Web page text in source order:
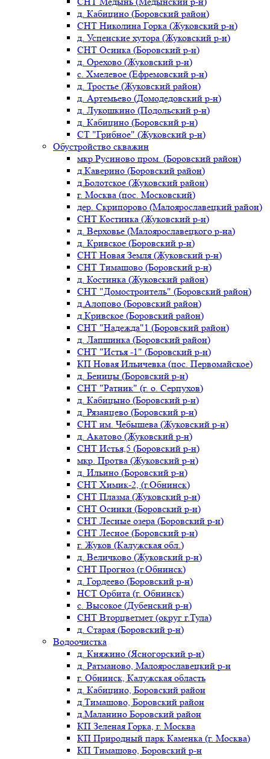
д. Кабицино (Боровский район)
СНТ Николина Горка (Жуковский р-н)
д. Успенские хутора (Жуковский р-н)
СНТ Осинка (Боровский р-н)
д. Орехово (Жуковский р-н)
с. Хмелевое (Ефремовский р-н)
д. Тростье (Жуковский район)
д. Артемьево (Домодедовский р-н)
д. Лукошкино (Подольский р-н)
д. Кабицино (Боровский р-н)
СТ "Грибное" (Жуковский р-н)
Обустройство скважин
мкр.Русиново пром. (Боровский район)
д.Каверино (Боровский район)
д.Болотское (Жуковский район)
г. Москва (пос. Московский)
дер. Скрипорово (Малоярославецкий район)
СНТ Костинка (Жуковский р-н)
д. Верховье (Малоярославецкого р-на)
д. Кривское (Боровский р-н)
СНТ Новая Земля (Жуковский р-н)
СНТ Тимашово (Боровский р-н)
д. Костинка (Жуковский район)
СНТ "Домостроитель" (Боровский район)
д.Алопово (Боровский район)
д.Кривское (Боровский район)
СНТ "Надежда"1 (Боровский район)
д. Лапшинка (Боровский район)
СНТ "Истья -1" (Боровский р-н)
КП Новая Ильичевка (пос. Первомайское)
д. Беницы (Боровский р-н)
СНТ "Ратник" (г. о. Серпухов)
д. Кабицыно (Боровский р-н)
д. Рязанцево (Боровский р-н)
СНТ им. Чебышева (Жуковский р-н)
д. Акатово (Жуковский р-н)
СНТ Истья,5 (Боровский р-н)
мкр. Протва (Жуковский р-н)
д. Ильино (Боровский р-н)
СНТ Химик-2, (г.Обнинск)
СНТ Плазма (Жуковский р-н)
СНТ Осинки (Боровский р-н)
СНТ Лесные озера (Боровский р-н)
СНТ Лесное (Боровский р-н)
г. Жуков (Калужская обл.)
д. Величково (Жуковский р-н)
СНТ Прогноз (г.Обнинск)
д. Гордеево (Боровский р-н)
НСТ Орбита (г. Обнинск)
с. Высокое (Дубенский р-н)
СНТ Вторцветмет (округ г.Тула)
д. Старая (Боровский р-н)
Водоочистка
д. Княжино (Ясногорский р-н)
д. Ратманово, Малоярославецкий р-н
г. Обнинск, Калужская область
д. Кабицино, Боровский район
д.Тимашово, Боровский район
д.Маланино Боровский район
КП Зеленая Горка, г. Москва
КП Природный парк Каменка (г. Москва)
КП Тимашово, Боровский р-н